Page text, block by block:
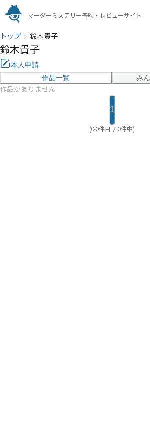
マーダーミステリー予約・レビューサイト
トップ 鈴木貴子
鈴木貴子
本人申請
作品一覧
み
作品がありません
1
(0-0件目 / 0件中)